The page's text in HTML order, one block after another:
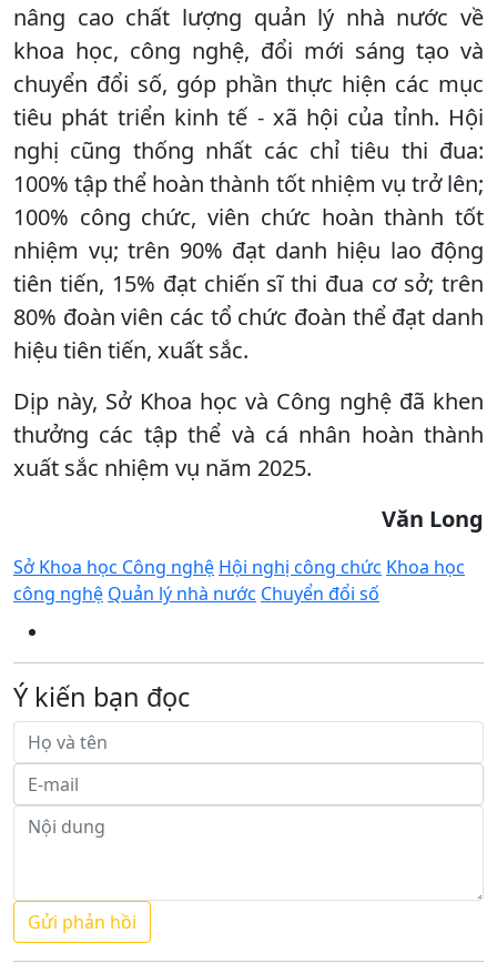
nâng cao chất lượng quản lý nhà nước về
khoa học, công nghệ, đổi mới sáng tạo và
chuyển đổi số, góp phần thực hiện các mục
tiêu phát triển kinh tế - xã hội của tỉnh. Hội
nghị cũng thống nhất các chỉ tiêu thi đua:
100% tập thể hoàn thành tốt nhiệm vụ trở lên;
100% công chức, viên chức hoàn thành tốt
nhiệm vụ; trên 90% đạt danh hiệu lao động
tiên tiến, 15% đạt chiến sĩ thi đua cơ sở; trên
80% đoàn viên các tổ chức đoàn thể đạt danh
hiệu tiên tiến, xuất sắc.
Dịp này, Sở Khoa học và Công nghệ đã khen
thưởng các tập thể và cá nhân hoàn thành
xuất sắc nhiệm vụ năm 2025.
Văn Long
Sở Khoa học Công nghệ Hội nghị công chức Khoa học
công nghệ Quản lý nhà nước Chuyển đổi số
Ý kiến bạn đọc